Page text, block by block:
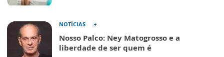
NOTÍCIAS
Nosso Palco: Ney Matogrosso e a
liberdade de ser quem é